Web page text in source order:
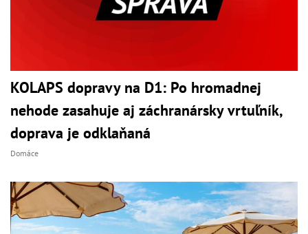
KOLAPS dopravy na D1: Po hromadnej
nehode zasahuje aj záchranársky vrtuľník,
doprava je odklaňaná
Domáce